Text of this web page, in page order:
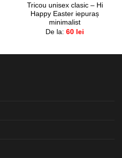
Tricou unisex clasic – Hi
Happy Easter iepuraș
minimalist
De la: 60 lei